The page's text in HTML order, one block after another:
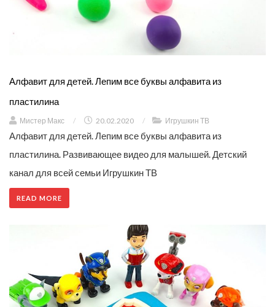
Алфавит для детей. Лепим все буквы алфавита из
пластилина
Мистер Макс / 20.02.2020 / Игрушкин ТВ
Алфавит для детей. Лепим все буквы алфавита из
пластилина. Развивающее видео для малышей. Детский
канал для всей семьи Игрушкин ТВ
READ MORE